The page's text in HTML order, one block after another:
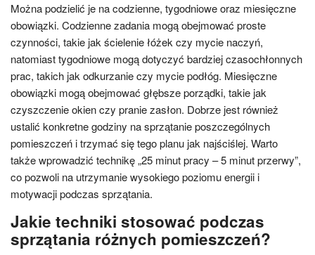
Można podzielić je na codzienne, tygodniowe oraz miesięczne
obowiązki. Codzienne zadania mogą obejmować proste
czynności, takie jak ścielenie łóżek czy mycie naczyń,
natomiast tygodniowe mogą dotyczyć bardziej czasochłonnych
prac, takich jak odkurzanie czy mycie podłóg. Miesięczne
obowiązki mogą obejmować głębsze porządki, takie jak
czyszczenie okien czy pranie zasłon. Dobrze jest również
ustalić konkretne godziny na sprzątanie poszczególnych
pomieszczeń i trzymać się tego planu jak najściślej. Warto
także wprowadzić technikę „25 minut pracy – 5 minut przerwy”,
co pozwoli na utrzymanie wysokiego poziomu energii i
motywacji podczas sprzątania.
Jakie techniki stosować podczas
sprzątania różnych pomieszczeń?